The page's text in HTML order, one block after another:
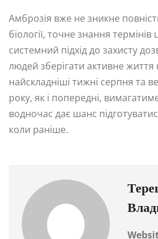
Амброзія вже не зникне
біології, точне знання термінів
системний підхід до захисту
людей зберігати активне життя
найскладніші тижні серпня та
року, як і попередні,
водночас дає шанс
коли раніше.